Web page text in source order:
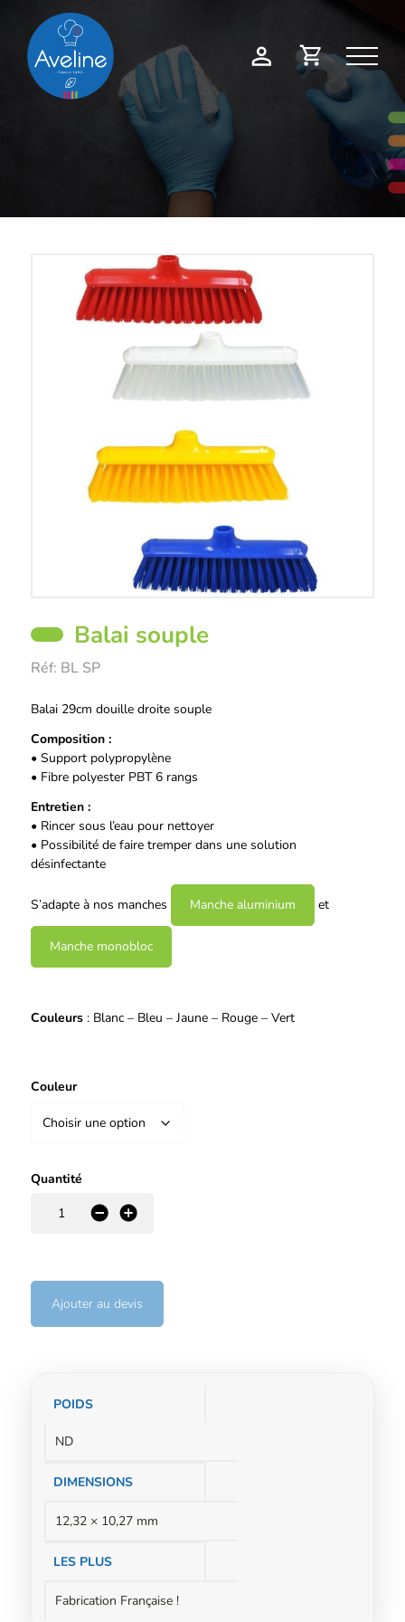
Mon
compte
Demande
de
devis
Balai souple
Réf: BL SP
Description
Balai 29cm douille droite souple
Composition :
• Support polypropylène
• Fibre polyester PBT 6 rangs
Entretien :
• Rincer sous l’eau pour nettoyer
• Possibilité de faire tremper dans une solution
désinfectante
S’adapte à nos manches Manche aluminium et
Manche monobloc
Couleurs: Blanc – Bleu – Jaune – Rouge – Vert
Couleur
Quantité
+
-
Ajouter au devis
Informations
POIDS
ND
DIMENSIONS
12,32 × 10,27 mm
LES PLUS
Fabrication Française !